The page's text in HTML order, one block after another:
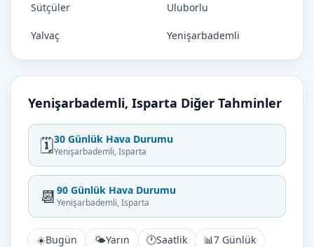
Sütçüler Uluborlu
Yalvaç Yenişarbademli
Yenişarbademli, Isparta Diğer Tahminler
🗓️30 Günlük Hava Durumu
Yenişarbademli, Isparta
📆 90 Günlük Hava Durumu
Yenişarbademli, Isparta
☀️Bugün 🌤️Yarın 🕐Saatlik 📊7 Günlük